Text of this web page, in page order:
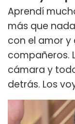
Aprendí
más que
con el amor y
compañeros.
cámara y
detrás. Los